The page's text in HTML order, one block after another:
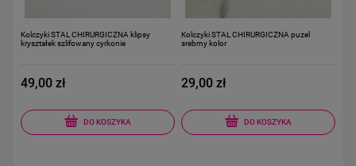
Kolczyki STAL CHIRURGICZNA klipsy
kryształek szlifowany cyrkonie
49,00 zł
DO KOSZYKA
Kolczyki STAL CHIRURGICZNA puzel
srebrny kolor
29,00 zł
DO KOSZYKA